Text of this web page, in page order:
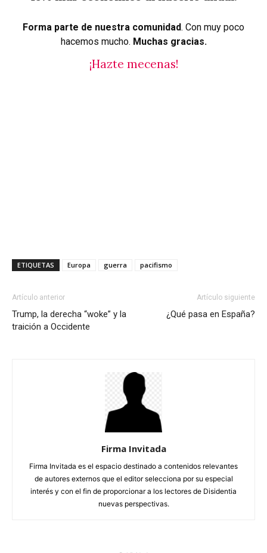
Forma parte de nuestra comunidad. Con muy poco
hacemos mucho. Muchas gracias.
¡Hazte mecenas!
ETIQUETAS Europa guerra pacifismo
Artículo anterior
Trump, la derecha “woke” y la
traición a Occidente
Artículo siguiente
¿Qué pasa en España?
Firma Invitada
Firma Invitada es el espacio destinado a contenidos relevantes
de autores externos que el editor selecciona por su especial
interés y con el fin de proporcionar a los lectores de Disidentia
nuevas perspectivas.